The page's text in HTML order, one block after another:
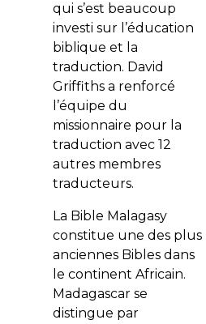
qui s’est beaucoup
investi sur l’éducation
biblique et la
traduction. David
Griffiths a renforcé
l’équipe du
missionnaire pour la
traduction avec 12
autres membres
traducteurs.
La Bible Malagasy
constitue une des plus
anciennes Bibles dans
le continent Africain.
Madagascar se
distingue par